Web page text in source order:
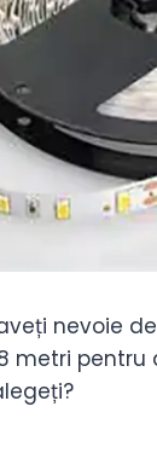
nevoie de
8 metri